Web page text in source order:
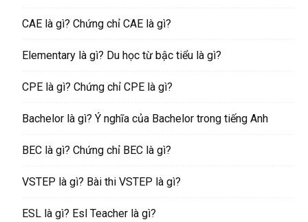
CAE là gì? Chứng chỉ CAE là gì?
Elementary là gì? Du học từ bậc tiểu là gì?
CPE là gì? Chứng chỉ CPE là gì?
Bachelor là gì? Ý nghĩa của Bachelor trong tiếng Anh
BEC là gì? Chứng chỉ BEC là gì?
VSTEP là gì? Bài thi VSTEP là gì?
ESL là gì? Esl Teacher là gì?